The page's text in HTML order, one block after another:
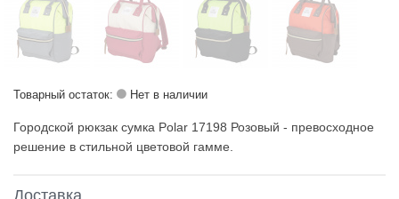
Товарный остаток: Нет в наличии
Городской рюкзак сумка Polar 17198 Розовый - превосходное
решение в стильной цветовой гамме.
Доставка